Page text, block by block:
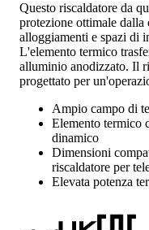
Questo riscaldatore da
protezione ottimale dalla
alloggiamenti e spazi di
L'elemento termico
alluminio anodizzato. Il
progettato per
Ampio campo di
Elemento termico
dinamico
Dimensioni
riscaldatore per
Elevata potenza